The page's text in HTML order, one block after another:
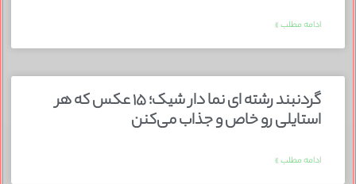
ادامه مطلب »
گردنبند رشته ای نما دار شیک؛ ۱۵ عکس که هر
استایلی رو خاص و جذاب می‌کنن
ادامه مطلب »